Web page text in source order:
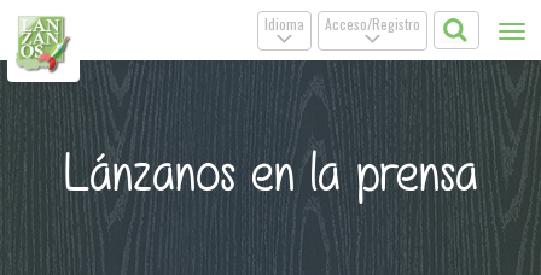
Acceso/Registro
.
Idioma
.
Lánzanos en la prensa